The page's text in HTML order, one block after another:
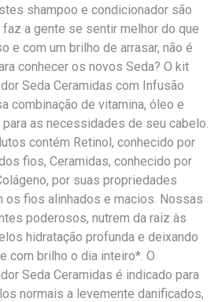
shampoo e condicionador são
a gente se sentir melhor do que
e com um brilho de arrasar, não é
conhecer os novos Seda? O kit
Seda Ceramidas com Infusão
combinação de vitamina, óleo e
as necessidades de seu cabelo.
contém Retinol, conhecido por
fios, Ceramidas, conhecido por
por suas propriedades
os fios alinhados e macios. Nossas
poderosos, nutrem da raiz às
hidratação profunda e deixando
com brilho o dia inteiro*. O
Seda Ceramidas é indicado para
normais a levemente danificados,